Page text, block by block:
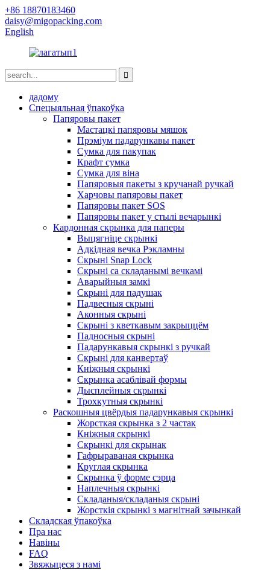
+86 18870183460
daisy@migopacking.com
English
дадому
Спецыяльная ўпакоўка
Папяровы пакет
Мастацкі папяровы мяшок
Прэміум падарункавы пакет
Сумка для пакупак
Крафт сумка
Сумка для віна
Папяровыя пакеты з кручанай ручкай
Харчовы папяровы пакет
Папяровы пакет SOS
Папяровы пакет у стылі вечарынкі
Кардонная скрынка для паперы
Выцягніце скрынкі
Адкідная вечка Рэкламны
Скрыні Snap Lock
Скрыні са складанымі вечкамі
Аварыйныя замкі
Скрыні для падушак
Падвесныя скрыні
Аконныя скрыні
Скрыні з кветкавым закрыццём
Падносныя скрыні
Падарункавыя скрынкі з ручкай
Скрыні для канвертаў
Кніжныя скрынкі
Скрынка асаблівай формы
Дысплейныя скрынкі
Трохкутныя скрынкі
Раскошныя цвёрдыя падарункавыя скрынкі
Жорсткая скрынка з 2 частак
Кніжныя скрынкі
Скрынкі для скрынак
Гафрыраваная скрынка
Круглая скрынка
Скрынка ў форме сэрца
Наплечныя скрынкі
Складаныя/складаныя скрыні
Жорсткія скрынкі з магнітнай зачынкай
Складская ўпакоўка
Пра нас
Навіны
FAQ
Звяжыцеся з намі